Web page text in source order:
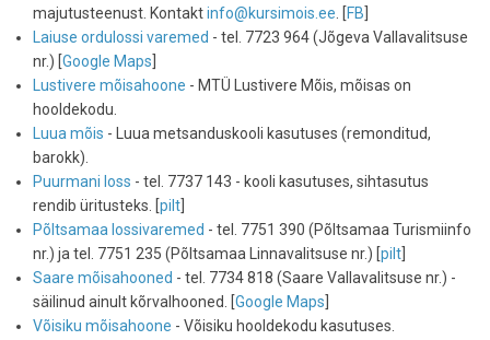
majutusteenust. Kontaktinfo@kursimois.ee. [FB
Laiuse ordulossi varemed - tel. 7723 964 (Jõgeva Vallavalitsuse
nr.) [Google Maps
Lustivere mõisahoone - MTÜ Lustivere Mõis, mõisas on
hooldekodu.
Luua mõis - Luua metsanduskooli kasutuses (remonditud,
barokk).
Puurmani loss - tel. 7737 143 - kooli kasutuses, sihtasutus
rendib üritusteks. [pilt
Põltsamaa lossivaremed - tel. 7751 390 (Põltsamaa Turismiinfo
nr.) ja tel. 7751 235 (Põltsamaa Linnavalitsuse nr.) [pilt
Saare mõisahooned - tel. 7734 818 (Saare Vallavalitsuse nr.) -
säilinud ainult kõrvalhooned. [Google Maps
Võisiku mõisahoone - Võisiku hooldekodu kasutuses.